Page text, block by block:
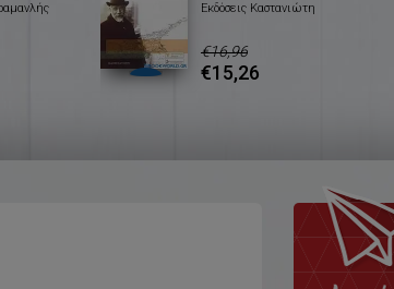
Εκδόσεις Καστανιώτη
€16,96
€15,26